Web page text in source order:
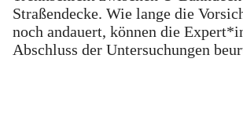
Straßendecke. Wie lange die
noch andauert, können die
Abschluss der Untersuchungen